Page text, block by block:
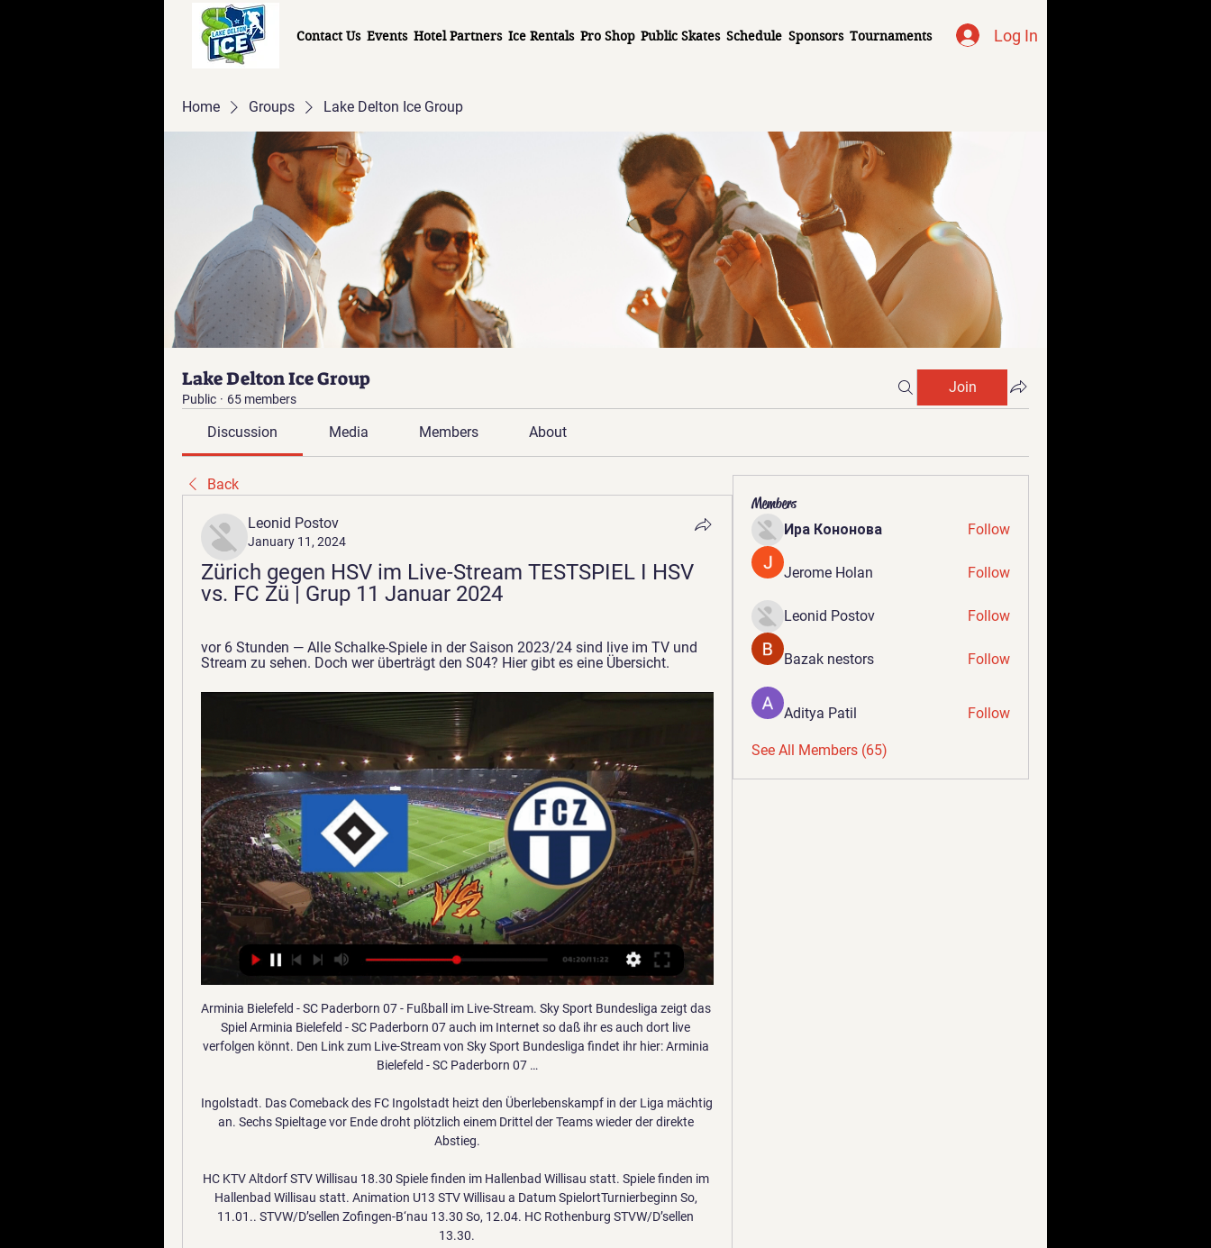
Contact Us Events Hotel Partners Ice Rentals Pro Shop Public Skates Schedule Sponsors Tournaments Log In
Home Groups Lake Delton Ice Group
Lake Delton Ice Group
Public · 65 members
Join
Discussion Media Members About
Back
Leonid Postov
January 11, 2024
Zürich gegen HSV im Live-Stream TESTSPIEL I HSV
vs. FC Zü | Grup 11 Januar 2024
vor 6 Stunden — Alle Schalke-Spiele in der Saison 2023/24 sind live im TV und
Stream zu sehen. Doch wer überträgt den S04? Hier gibt es eine Übersicht.
Arminia Bielefeld - SC Paderborn 07 - Fußball im Live-Stream. Sky Sport Bundesliga zeigt das Spiel Arminia Bielefeld - SC Paderborn 07 auch im Internet so daß ihr es auch dort live verfolgen könnt. Den Link zum Live-Stream von Sky Sport Bundesliga findet ihr hier: Arminia Bielefeld - SC Paderborn 07 …

Ingolstadt. Das Comeback des FC Ingolstadt heizt den Überlebenskampf in der Liga mächtig an. Sechs Spieltage vor Ende droht plötzlich einem Drittel der Teams wieder der direkte Abstieg.

HC KTV Altdorf STV Willisau 18.30 Spiele finden im Hallenbad Willisau statt. Spiele finden im Hallenbad Willisau statt. Animation U13 STV Willisau a Datum SpielortTurnierbeginn So, 11.01.. STVW/D’sellen Zofingen-B‘nau 13.30 So, 12.04. HC Rothenburg STVW/D’sellen 13.30.

Gegen Hertha BSC ist der Druck auf Stuttgart angesichts von nur elf Punkten aus 14 Partien nun schon groß. Die Berliner haben dagegen ein Zwischentief überwunden und …

Vienna Capitals-Alba Volan KAC - VIE Zusammenfassung Penaltyschießen zwischen Vienna Capitals - Black Wings Linz, FBI VEU Feldkirch - EHC Bregenzerwald EV Zeltweg - VEU Feldkirch Interviews: Eishockey in Österreich Fotogalerien Vienna Caps Bilder HC Innsbruck Bilder Links Die Vereine: EC Graz 99ers EC KAC EC Pasut VSV EC The Red Bulls Salzburg

Doch die Eintracht ist nicht der einzige Bundesligist, der gegen die AfD Stellung bezog. Der langjährige Chef des HSV-Seniorenrats, Peter Gottschalk, stellte für die kommende Mitgliederversammlung am 18. Februar einen ähnlichen Antrag.

Kalenderwoche Toronto Blue Jays - New York Yankees Übersicht. Spieldetails. 32. Kalenderwoche.. Siege Toronto Blue Jays 87 Siege New York Yankees 103 Unentschieden: 0

Aufsteiger Wattens gewinnt gegen Austria 3:1 (1:0) Austria fällt in alte schlechte Muster und verliert verdient. Verdient schlägt der Aufsteiger aus Tirol im Tivolistadion die Veilchen. Auffallend war bei Austria Wien die eklatante Abwehrschwäche. Die Verteidigung war öfters bei hohe Bällen nicht im Bilde.

Der EC Red Bull Salzburg setzte sich zuhause vor 1.717 Zuschauern im Testspiel gegen HC Slovan Bratislava mit 6:0 durch und feierte den ersten Sieg der neuen Saison. Die Red Bulls legten schon im ersten Abschnitt mit drei Toren den Grundstein zum …

Cosmic Healing 参加者感想 vor 11 Stunden — (Fernseher!!!) Xamax gegen Grasshoppers im streaming Neuchâtel Xamax vs Grasshopper Club Zürich - YouTube 10 Januar 2024 vor 2 Tagen — Sehen ...

Fußball live - Livestreams, Live-Ticker, Live-Ticker, Spielstatistiken, Livestreams: Bei NDR.de können Sie Fußball von der Bundesliga bis zur Dritten Liga live erleben!

(STREAMEN>>>>) Zürich gegen Hamburger im live vor 4 Minuten — (STREAMEN>>>>) Zürich gegen Hamburger im live Livestream zum HSV-Testspiel gegen den FC Zürich 11 Januar 2024 Albrecht Schneider, ...

Zürich gegen Hamburger SV im live tv stream vor 31 Minuten — Zürich gegen Hamburger SV im live tv stream Hamburger SV 11 Januar 2024 Sport 01.12.2023 — Derby-Zeit in Hamburg!

Spielstatistiken zur Begegnung Atlético Madrid B - Rápido de Bouzas (Segunda B Grupo 1 2018/2019, 36. Spieltag) mit Torschützen, Aufstellungen, Wechseln, gelben und roten Karten.

Finden Sie Personen mit dem Nachnamen Genis in Freiburg im Breisgau in der Personensuche von Das Telefonbuch - mit privaten Informationen wie Interessen und Biografien sowie und geschäftlichen Angaben zu Berufen und Lebensläufen und mehr

Der Trainer der Basler Black Stars sandte vor dem Spiel ein Warnsignal in die Köpfe der Zürcher. Packe der Oberklassige das Spiel mit Ernsthaftigkeit an, zeige sich normalerweise eine Differenz zwischen Promotion League und Super League. «Wenn nicht, dann werden wir da sein», versprach Samir

Zum 7. Spieltag der 2. Bundesliga empfing SG Dynamo Dresden SSV Jahn Regensburg vor 27260 Zuschauern. Robert Kempter war der Schiedsrichter der Partie. Die Begegnung endete mit 2:1 für SG Dynamo Dresden. Ein Heimsieg, mit dem Cristian Fiel absolut …

Zürich gegen HSV live im tv FC Zürich 11/01/2024 Streamen 02.01.2024 — Fußball-Zweitligist HSV wird zum Abschluss seines Wintertrainingslagers im spanischen Sotogrande ein Testspiel gegen den schweizer .

FC Union Raiffeisen Zimmerei Tscheppe Holzmann Gamlitz Obere. TuS Mureck Doerfl 1 8480 Mureck. Fussball. Mehr Infos USV RB Deutsch Goritz Sepp-Amschl-Str. 23 8480 Mureck. Fussball-Vereine Mureck Mehr Infos SV Flavia Solva Wagna Foehrenbaumstr. 18a …

Die Volksrepublik China ist der flächengrößte Staat in Ostasien. Hier lebt ein Fünftel der Weltbevölkerung. Davon lebt ein Drittel in den Ebenen des Ostens. Weitere Bezeichnungen für die VR China sind der veraltete Begriff Rotchina und das vor allem im englischen Sprachraum verbreitete Festlandchina (Mainland China).

FC Zürich Zürich - Live Soccer TV - Fußball TV-Angebot, Offizielle Live-Streams, Live Donnerstag, 11 Januar · Freundschaftsspiel Club. 4:30. Zürich - Hamburger SV.

In der 19. Runde der Sky Go Ersten Liga empfing der FC Blau Weiß Linz die WSG Wattens im Linzer Stadion. Es war das Duell der Unentschieden-Spezialisten in der Liga und wie schon das letzte Aufeinandertreffen in Tirol endete auch diese Partie mit einem torlosen Remis.

Vergleichen Sie die bei den Buchmachern verfügbaren Servette Genf SC Kriens Quoten vom 26/05/2019 , um mit der besten Quote zu wetten, und verfolgen sie die Spiele live auf unserem live streaming

t-online.de vor 1 Woche - Sport Auch berichtet bei •Augsburger Allgemeine •Berliner Morgenpost •Focus Online: Bundesliga, 2. Spieltag - Hertha BSC gegen Wolfsburg im Live-Ticker: Berliner peilen ersten Saisonsieg an Direktes Duell zweier Gewinner vom ersten Spieltag: Hertha BSC trifft auf den VfL Wolfsburg. Die Berliner holten vergangene.

Brügge gegen Nürnberg im streaming Brügge - Art Doers vor 11 Stunden — Brügge gegen Nürnberg im streaming Brügge gegen FCN im stream 1. FC Nürnberg gegen HSV 10 Januar 2024 FC Brügge Ergebnisse Service in ...

AUSTRALIEN - DEUTSCHLAND Live Stream 19.06.2017 CONFED CUP AUSTRALIEN - DEUTSCHLAND Live Stream Heute im Programm das aufregende Spiel AUSTRALIEN gegen DEUTSCHLAND CONFED CUP. Wollen Sie im Livestream AUSTRALIEN - DEUTSCHLAND kostenlos sehen? Vielleicht Pay-TV sendet es, sondern im Internet

Spanien hat schon vier Mal bei einer Endrunde der U21-EM triumphiert (zuletzt 2013). Mit einem fünften Triumph würde man mit Rekordhalter Italien gleichziehen. Vor zwei Jahren scheiterte Spanien im Finale von Krakau mit 0:1 an Deutschland. Deutschland. Die DFB-Elf holte sich 2017 zum zweiten Mal nach 2009 den Titel bei einer U21-Europameisterschaft.

Tor! Der Spielstand zwischen Fortuna Düsseldorf und VfL Wolfsburg ist 1:0. Niko Gießelmann (Fortuna Düsseldorf) trifft mit dem linken Fuß links im Sechzehner, oben links.

Ergebnis der Wett-Tipps Medvescak Zagreb - HC Orli Znojmo & Spiel Details Wett-Ergebnis zu den Sportwetten Tipps vom System der Spielpaarung Medvescak Zagreb - HC Orli Znojmo mit Tipp Details der Partie und Statistiken zur Auswertung dieses Eishockey Wett-Tipps vom 14.12.2018.

estos celos me hacen daño damas gratis Mielenosoittajat uhmaavat hellettä Finlandia-talon liepeillä. ljunggrenska tävlingen för unga musiker fiegert ottobrunn mozartstraße H

Das Erste im Livestream Das Erste Live - Live Stream des Ersten Deutschen Fernsehens [ARD].

Centrodent Zahnärzte – ganz in Ihrer Nähe. Die Centrodent-Zahnkliniken finden Sie in Bern und Köniz im Kanton Bern. Unsere Zahnärzte erreichen Sie bequem auch aus der näheren Umgebung, z. B. von Thun, Spiez, Münsingen, Worb, Muri, Wohlen, Zollikofen, Aetzikofen, Ittigen, Lyssach, Rapperswil, Grossaffoltern, Bolligen, Neuenegg, Burgdorf.

Serbien muss noch andere Herausforderungen meistern; dazu gehören die weit verbreitete Korruption und ein ineffizientes Rechtssystem. Knapp neun Prozent der Einwohner leben unterhalb der staatlich festgelegten Armutsgrenze, man kann jedoch davon ausgehen, dass ein wesentlich höherer Prozentsatz von Verarmung bedroht ist.

Wann spielt Schalke? S04 gegen HSV live im Free-TV und vor 6 Stunden — Alle Schalke-Spiele in der Saison 2023/24 sind live im TV und Stream zu sehen. Doch wer überträgt den S04? Hier gibt es eine Übersicht.

Daniel Pettersson sorgt für die Entscheidung in einem packenden Duell des SC Magdeburg mit dem SC DHfK Leipzig. Beim HBW Balingen-Weilstetten feiert …

Das Art Rooms Gästezimmer begrüßt Sie in einer ruhigen, ländlichen Lage im Mürztal, nur 4 km vom Zentrum von Kapfenberg entfernt. Bei uns befinden sich auf 2 Etagen 4 Zimmer mit 4 Bäder, die für bis zu 10 Personen eine gemütliche Schlafstätte bieten.

VfB Stuttgart vs Hertha BSC Berlin im Live-Stream und im Live-Ticker Im Abstiegskampf ist oft von Befreiungsschlägen die Rede. Von dem einen Sieg, der die Verkrampfung löst und die Wende zum.

Beni Thurnheer hat am Fernsehen manchen träfen Spruch über Fussballer und Sportfunktionäre fallen lassen. Einen Vorfall wie in Lugano, wo Sion-Präsident Christian Constantin Fernseh-Experte Rolf Fringer attackiert hat, hat er aber noch nie erlebt.

Filiale Gleisdorf | Florianiplatz 1 Wir verwenden Cookies, um unsere Webseite möglichst benutzerfreundlich zu gestalten. Durch die Nutzung unserer Webseite erklären Sie sich mit der Verwendung von Cookies einverstanden.

PSV gegen HSV im Live-Stream Bundesliga Testspiele LIVE vor 4 Tagen — PSV gegen HSV im Live-Stream Bundesliga Testspiele LIVE - Übertragung auf Sky Sport 07.01.2024 vor 14 Stunden — Für das Testspiel gegen die ...

Fiona hat bereits ihr gesamtes Geld in den Waschsalon gesteckt – die notwendigen Renovierungsarbeiten muss sie nun notgedrungen selbst in die Hand nehmen. Auf Anraten von Youens stellt sich Lip derweil einer Anhörung am College: Er hofft, wieder an …

06 Apr 23:05 Das Spiel Municipal Perez Zeledon-Deportivo Saprissa beginnt. Sie können beide Teams auf der Website vergleichen: H2H. Vor dem Spiel rangiert Municipal Perez Zeledon auf dem Platz 7 in der Tabelle, hingegen Deportivo Saprissa befindet sich auf dem Platz 2.

TESTSPIEL I HSV vs. FC Zü | Grup vor 4 Minuten — Zürich gegen HSV
Members
Ира Кононова Follow
Jerome Holan Follow
Leonid Postov Follow
Bazak nestors Follow
Aditya Patil Follow
See All Members (65)